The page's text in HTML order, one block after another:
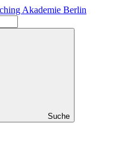
Suche